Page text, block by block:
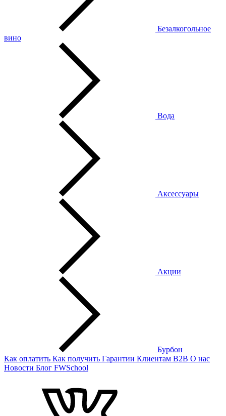
Безалкогольное
вино
Вода
Аксессуары
Акции
Бурбон
Как оплатить Как получить Гарантии Клиентам B2B О нас
Новости Блог FWSchool